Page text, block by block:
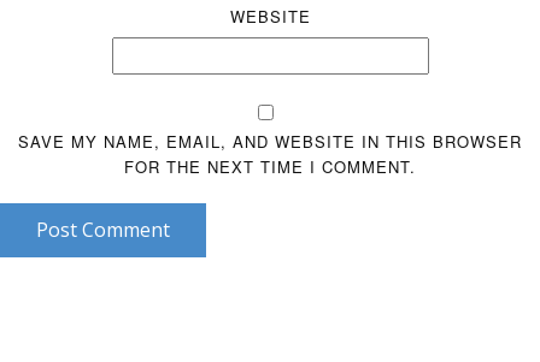
WEBSITE
SAVE MY NAME, EMAIL, AND WEBSITE IN THIS BROWSER
FOR THE NEXT TIME I COMMENT.
Post Comment